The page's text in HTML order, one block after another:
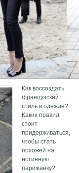
Как воссоздать
французский
стиль в одежде?
Каких правил
стоит
придерживаться,
чтобы стать
похожей на
истинную
парижанку?